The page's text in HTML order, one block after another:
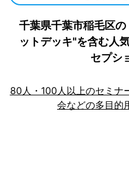
千葉県千葉市稲毛区
ットデッキ"を含む人
セプシ
80人・100人以上のセミナ
会などの多目的